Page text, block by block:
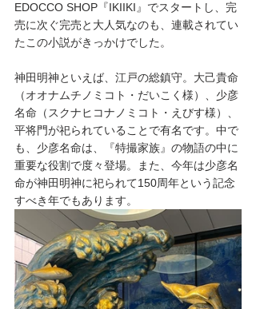
EDOCCO SHOP『IKIIKI』でスタートし、完
売に次ぐ完売と大人気なのも、連載されてい
たこの小説がきっかけでした。
神田明神といえば、江戸の総鎮守。大己貴命
（オオナムチノミコト・だいこく様）、少彦
名命（スクナヒコナノミコト・えびす様）、
平将門が祀られていることで有名です。中で
も、少彦名命は、『特撮家族』の物語の中に
重要な役割で度々登場。また、今年は少彦名
命が神田明神に祀られて150周年という記念
すべき年でもあります。